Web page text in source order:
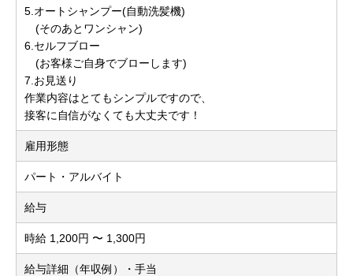
5.オートシャンプー(自動洗髪機)
(そのあとワンシャン)
6.セルフブロー
(お客様ご自身でブローします)
7.お見送り
作業内容はとてもシンプルですので、
接客に自信がなくても大丈夫です！
雇用形態
パート・アルバイト
給与
時給 1,200円 〜 1,300円
給与詳細（年収例）・手当